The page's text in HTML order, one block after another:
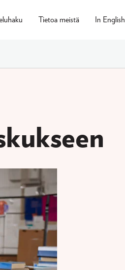
Tietoa meistä In English